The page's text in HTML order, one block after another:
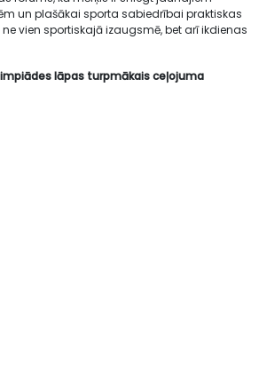
un plašākai sporta sabiedrībai praktiskas
vien sportiskajā izaugsmē, bet arī ikdienas
lāpas turpmākais ceļojuma